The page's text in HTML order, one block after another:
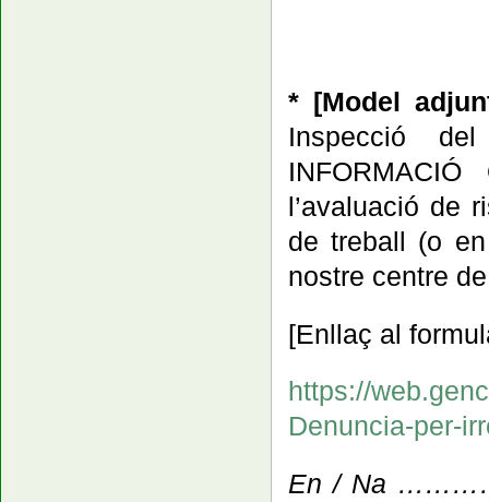
* [Model
Inspecció
l’avaluació de
de treball (o
nostre centre
[Enllaç al
https://
Denuncia-per-
En / Na